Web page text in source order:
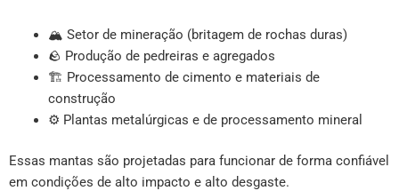
🏔 Setor de mineração (britagem de rochas duras)
🪨 Produção de pedreiras e agregados
🏗 Processamento de cimento e materiais de
construção
⚙️ Plantas metalúrgicas e de processamento mineral
Essas mantas são projetadas para funcionar de forma confiável
em condições de alto impacto e alto desgaste.